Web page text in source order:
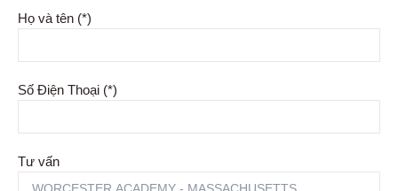
Họ và tên (*)
Số Điện Thoại (*)
Tư vấn